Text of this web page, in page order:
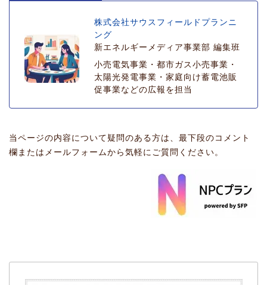
株式会社サウスフィールドプランニ
ング
新エネルギーメディア事業部 編集班
小売電気事業・都市ガス小売事業・
太陽光発電事業・家庭向け蓄電池販
促事業などの広報を担当
当ページの内容について疑問のある方は、最下段のコメント
欄またはメールフォームから気軽にご質問ください。